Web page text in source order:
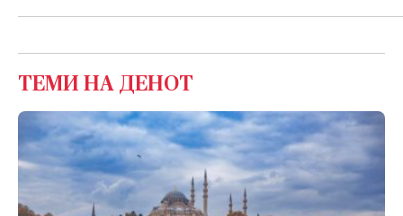
ТЕМИ НА ДЕНОТ